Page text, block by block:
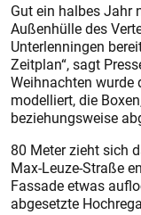
Gut ein halbes Jahr
Außenhülle des
Unterlenningen
Zeitplan“, sagt
Weihnachten wurde
modelliert, die
beziehungsweise
80 Meter zieht sich
Max-Leuze-Straße
Fassade etwas
abgesetzte